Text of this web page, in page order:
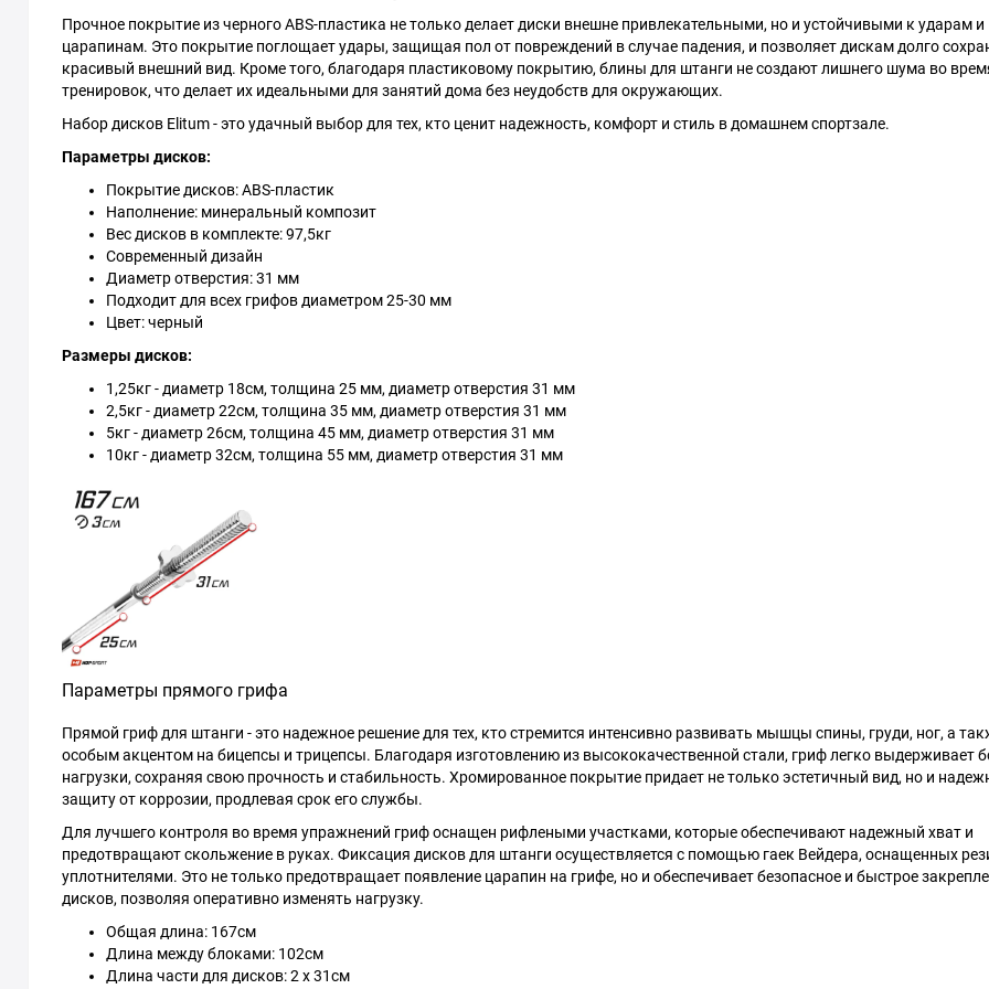
Прочное покрытие из черного ABS-пластика не только делает диски внешне привлекательными, но и устойчивыми к ударам и
царапинам. Это покрытие поглощает удары, защищая пол от повреждений в случае падения, и позволяет дискам долго
красивый внешний вид. Кроме того, благодаря пластиковому покрытию, блины для штанги не создают лишнего шума во
тренировок, что делает их идеальными для занятий дома без неудобств для окружающих.
Набор дисков Elitum - это удачный выбор для тех, кто ценит надежность, комфорт и стиль в домашнем спортзале.
Параметры дисков:
Покрытие дисков: ABS-пластик
Наполнение: минеральный композит
Вес дисков в комплекте: 97,5кг
Современный дизайн
Диаметр отверстия: 31 мм
Подходит для всех грифов диаметром 25-30 мм
Цвет: черный
Размеры дисков:
1,25кг - диаметр 18см, толщина 25 мм, диаметр отверстия 31 мм
2,5кг - диаметр 22см, толщина 35 мм, диаметр отверстия 31 мм
5кг - диаметр 26см, толщина 45 мм, диаметр отверстия 31 мм
10кг - диаметр 32см, толщина 55 мм, диаметр отверстия 31 мм
Параметры прямого грифа
Прямой гриф для штанги - это надежное решение для тех, кто стремится интенсивно развивать мышцы спины, груди, ног, а
особым акцентом на бицепсы и трицепсы. Благодаря изготовлению из высококачественной стали, гриф легко выдерживает
нагрузки, сохраняя свою прочность и стабильность. Хромированное покрытие придает не только эстетичный вид, но и
защиту от коррозии, продлевая срок его службы.
Для лучшего контроля во время упражнений гриф оснащен рифлеными участками, которые обеспечивают надежный хват и
предотвращают скольжение в руках. Фиксация дисков для штанги осуществляется с помощью гаек Вейдера, оснащенных
уплотнителями. Это не только предотвращает появление царапин на грифе, но и обеспечивает безопасное и быстрое
дисков, позволяя оперативно изменять нагрузку.
Общая длина: 167см
Длина между блоками: 102см
Длина части для дисков: 2 х 31см